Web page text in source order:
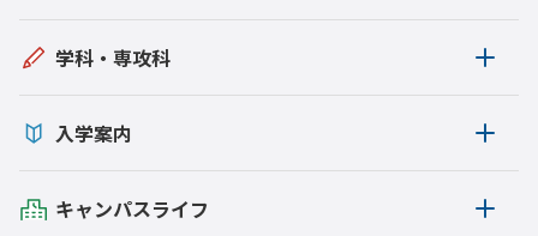
報道
教職員の活躍
学科・専攻科
入学案内
キャンパスライフ